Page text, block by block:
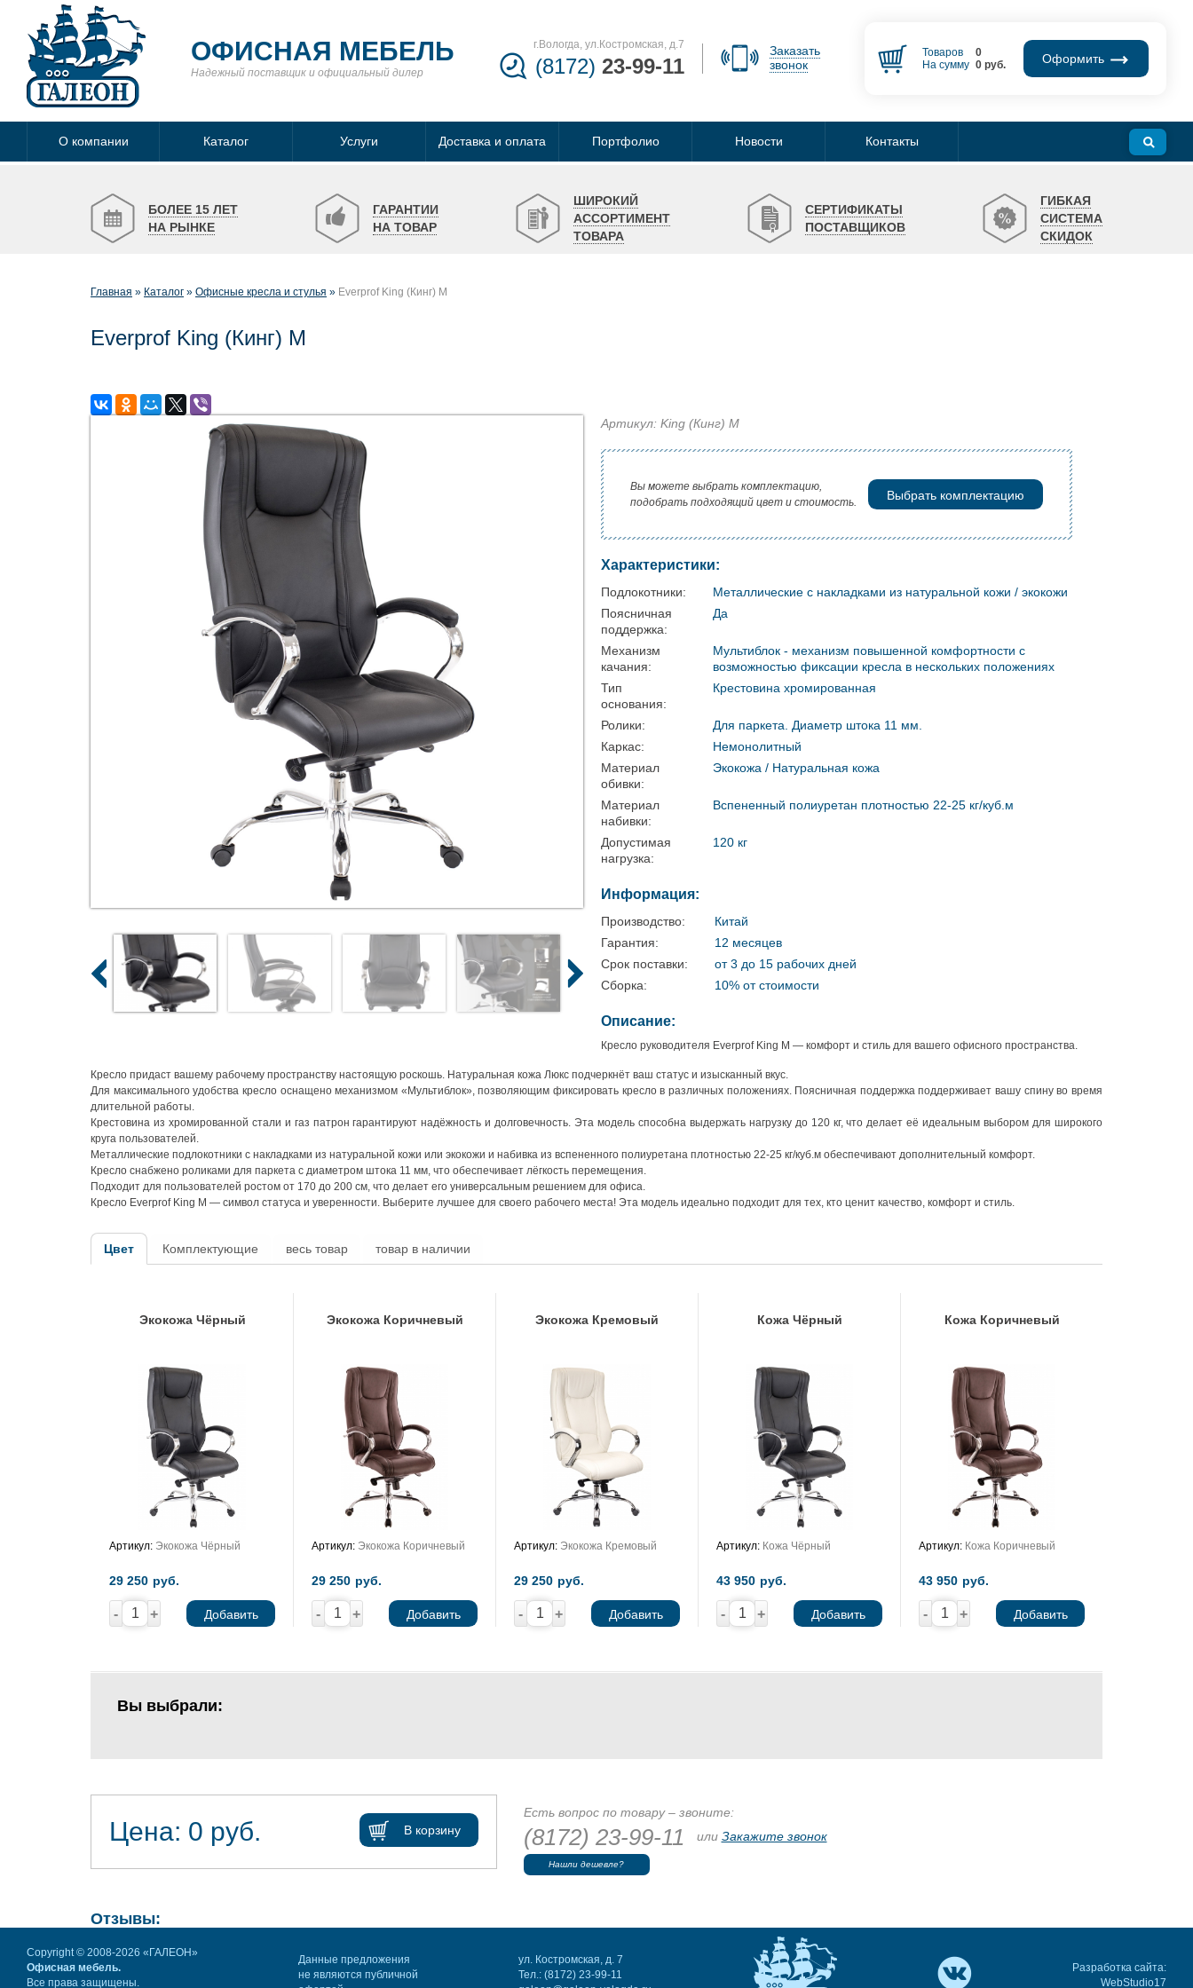
ОФИСНАЯ МЕБЕЛЬ
Надежный поставщик и официальный дилер
г.Вологда, ул.Костромская, д.7
(8172) 23-99-11
Заказать
звонок
Товаров
0
На сумму 0руб. Оформить
О компании Каталог Услуги Доставка и оплата Портфолио Новости Контакты
БОЛЕЕ 15 ЛЕТ
НА РЫНКЕ
ГАРАНТИИ
НА ТОВАР
ШИРОКИЙ
АССОРТИМЕНТ
ТОВАРА
СЕРТИФИКАТЫ
ПОСТАВЩИКОВ
ГИБКАЯ
СИСТЕМА
СКИДОК
Главная Каталог Офисные кресла и стулья Everprof King (Кинг) M
Everprof King (Кинг) M
Артикул: King (Кинг) M
Вы можете выбрать комплектацию,
подобрать подходящий цвет и стоимость.
Выбрать комплектацию
Характеристики:
Подлокотники:
Металлические с накладками из натуральной кожи / экокожи
Поясничная
поддержка:
Да
Механизм
качания:
Мультиблок - механизм повышенной комфортности с
возможностью фиксации кресла в нескольких положениях
Тип
основания:
Крестовина хромированная
Ролики:
Для паркета. Диаметр штока 11 мм.
Каркас:
Немонолитный
Материал
обивки:
Экокожа / Натуральная кожа
Материал
набивки:
Вспененный полиуретан плотностью 22-25 кг/куб.м
Допустимая
нагрузка:
120 кг
Информация:
Производство:
Китай
Гарантия:
12 месяцев
Срок поставки:
от 3 до 15 рабочих дней
Сборка:
10% от стоимости
Описание:
Кресло руководителя Everprof King M — комфорт и стиль для вашего офисного пространства.
Кресло придаст вашему рабочему пространству настоящую роскошь. Натуральная кожа Люкс подчеркнёт ваш статус и изысканный вкус.
Для максимального удобства кресло оснащено механизмом «Мультиблок», позволяющим фиксировать кресло в различных положениях. Поясничная поддержка поддерживает вашу спину во время
длительной работы.
Крестовина из хромированной стали и газ патрон гарантируют надёжность и долговечность. Эта модель способна выдержать нагрузку до 120 кг, что делает её идеальным выбором для широкого
круга пользователей.
Металлические подлокотники с накладками из натуральной кожи или экокожи и набивка из вспененного полиуретана плотностью 22-25 кг/куб.м обеспечивают дополнительный комфорт.
Кресло снабжено роликами для паркета с диаметром штока 11 мм, что обеспечивает лёгкость перемещения.
Подходит для пользователей ростом от 170 до 200 см, что делает его универсальным решением для офиса.
Кресло Everprof King M — символ статуса и уверенности. Выберите лучшее для своего рабочего места! Эта модель идеально подходит для тех, кто ценит качество, комфорт и стиль.
Цвет Комплектующие весь товар товар в наличии
Экокожа Чёрный
Артикул: Экокожа Чёрный
29 250 руб.
- + Добавить
Экокожа Коричневый
Артикул: Экокожа Коричневый
29 250 руб.
- + Добавить
Экокожа Кремовый
Артикул: Экокожа Кремовый
29 250 руб.
- + Добавить
Кожа Чёрный
Артикул: Кожа Чёрный
43 950 руб.
- + Добавить
Кожа Коричневый
Артикул: Кожа Коричневый
43 950 руб.
- + Добавить
Вы выбрали:
Цена: 0 руб. В корзину
Есть вопрос по товару – звоните:
(8172) 23-99-11 или Закажите звонок
Нашли дешевле?
Отзывы:
Copyright © 2008-2026 «ГАЛЕОН»
Офисная мебель.
Все права защищены.
Данные предложения
не являются публичной
ул. Костромская, д. 7
Тел.: (8172) 23-99-11
Разработка сайта:
WebStudio17